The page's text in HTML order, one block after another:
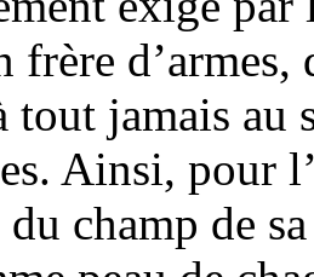
frère
tout jamais au
Ainsi, pour
champ de